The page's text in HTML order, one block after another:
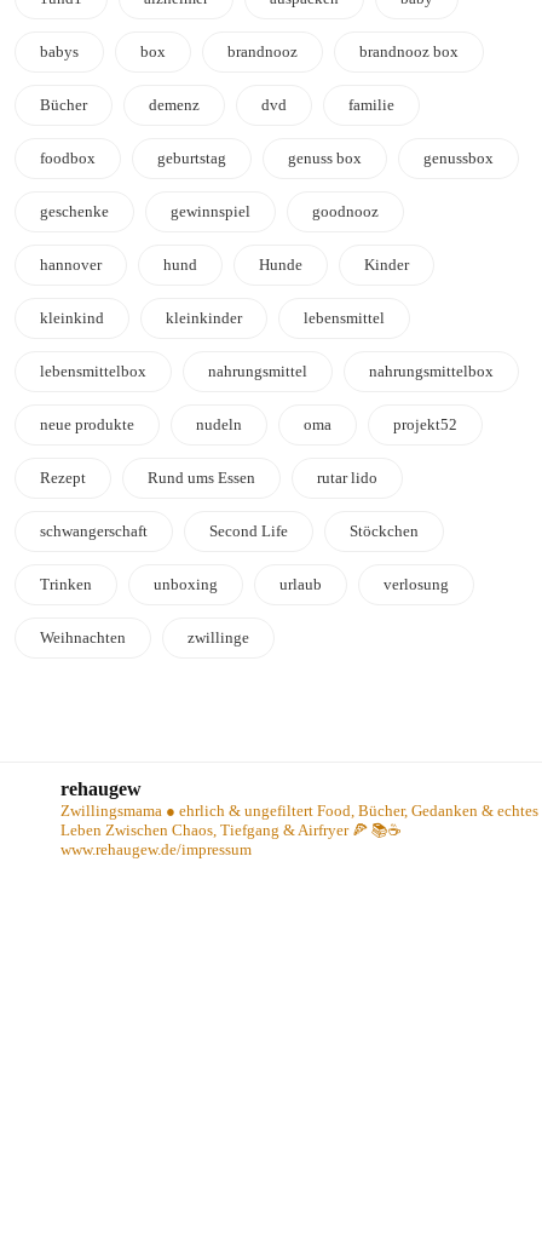
babys box brandnooz brandnooz box
Bücher demenz dvd familie
foodbox geburtstag genuss box genussbox
geschenke gewinnspiel goodnooz
hannover hund Hunde Kinder
kleinkind kleinkinder lebensmittel
lebensmittelbox nahrungsmittel nahrungsmittelbox
neue produkte nudeln oma projekt52
Rezept Rund ums Essen rutar lido
schwangerschaft Second Life Stöckchen
Trinken unboxing urlaub verlosung
Weihnachten zwillinge
rehaugew
Zwillingsmama ● ehrlich & ungefiltert Food, Bücher, Gedanken & echtes
Leben Zwischen Chaos, Tiefgang & Airfryer 🍕 📚☕️
www.rehaugew.de/impressum